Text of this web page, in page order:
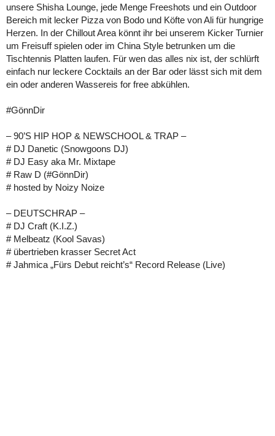
unsere Shisha Lounge, jede Menge Freeshots und ein Outdoor
Bereich mit lecker Pizza von Bodo und Köfte von Ali für hungrige
Herzen. In der Chillout Area könnt ihr bei unserem Kicker Turnier
um Freisuff spielen oder im China Style betrunken um die
Tischtennis Platten laufen. Für wen das alles nix ist, der schlürft
einfach nur leckere Cocktails an der Bar oder lässt sich mit dem
ein oder anderen Wassereis for free abkühlen.
#GönnDir
– 90’S HIP HOP & NEWSCHOOL & TRAP –
# DJ Danetic (Snowgoons DJ)
# DJ Easy aka Mr. Mixtape
# Raw D (#GönnDir)
# hosted by Noizy Noize
– DEUTSCHRAP –
# DJ Craft (K.I.Z.)
# Melbeatz (Kool Savas)
# übertrieben krasser Secret Act
# Jahmica „Fürs Debut reicht’s“ Record Release (Live)